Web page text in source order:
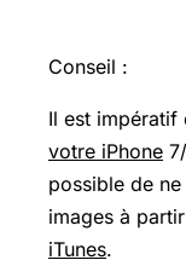
Conseil :
Il est impératif
votre iPhone
possible de
images à
iTunes.